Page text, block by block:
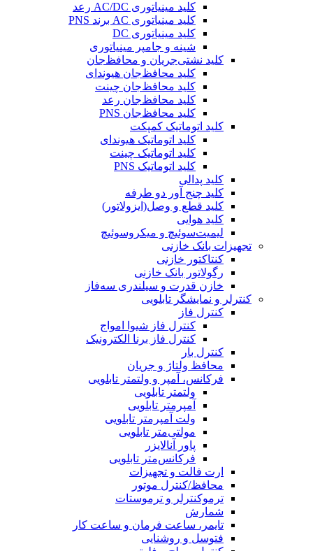
کلید مینیاتوری AC/DC رعد
کلید مینیاتوری AC برند PNS
کلید مینیاتوری DC
شینه و جامپر مینیاتوری
کلید نشتی‌جریان و محافظ‌جان
کلید محافظ‌جان هیوندای
کلید محافظ‌جان چینت
کلید محافظ‌جان رعد
کلید محافظ‌جان PNS
کلید اتوماتیک کمپکت
کلید اتوماتیک هیوندای
کلید اتوماتیک چینت
کلید اتوماتیک PNS
کلید پدالی
کلید چنج آور دو طرفه
کلید قطع و وصل(ایزولاتور)
کلید هوایی
لیمیت‌سوئیچ و میکروسوئیچ
تجهیزات بانک خازنی
کنتاکتور خازنی
رگولاتور بانک خازنی
خازن قدرت و سیلندری سه‌فاز
کنترلر و نمایشگر تابلویی
کنترل فاز
کنترل فاز شیوا امواج
کنترل فاز برنا الکترونیک
کنترل بار
محافظ ولتاژ و جریان
فرکانس، آمپر و ولتمتر تابلویی
ولتمتر تابلویی
آمپرمتر تابلویی
ولت آمپرمتر تابلویی
مولتی‌متر تابلویی
پاور آنالایزر
فرکانس‌متر تابلویی
ارت فالت و تجهیزات
محافظ/کنترل موتور
ترموکنترلر و ترموستات
شمارش
تایمر، ساعت فرمان و ساعت کار
فتوسل و روشنایی